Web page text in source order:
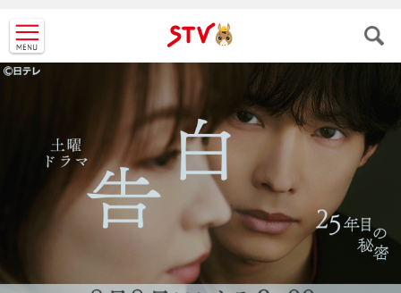
ＳＴＶ札
幌テレビ